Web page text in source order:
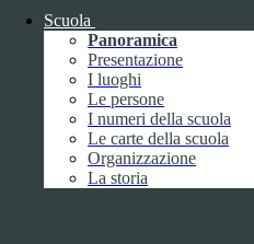
Scuola
Panoramica
Presentazione
I luoghi
Le persone
I numeri della scuola
Le carte della scuola
Organizzazione
La storia
Bandi di